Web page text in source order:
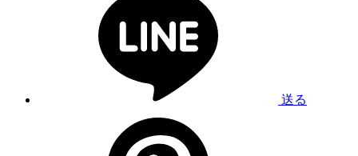
送る